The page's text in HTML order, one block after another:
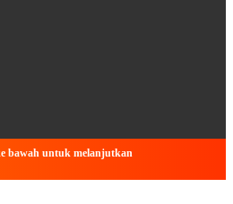
bawah untuk melanjutkan